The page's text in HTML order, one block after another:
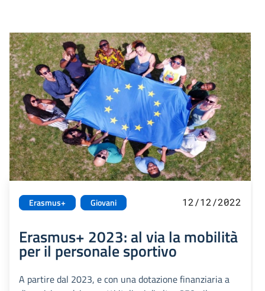
Erasmus+ Giovani 12/12/2022
Erasmus+ 2023: al via la mobilità
per il personale sportivo
A partire dal 2023, e con una dotazione finanziaria a